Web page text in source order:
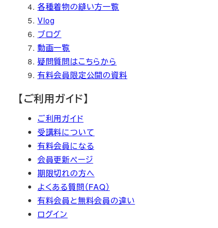
各種着物の縫い方一覧
Vlog
ブログ
動画一覧
疑問質問はこちらから
有料会員限定公開の資料
【ご利用ガイド】
ご利用ガイド
受講料について
有料会員になる
会員更新ページ
期限切れの方へ
よくある質問（FAQ）
有料会員と無料会員の違い
ログイン